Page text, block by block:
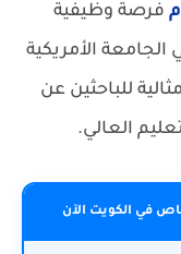
فرصة وظيفية
الأمريكية
للباحثين عن
العالي.
في الكويت الآن